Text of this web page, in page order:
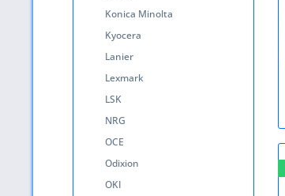
Konica Minolta
Kyocera
Lanier
Lexmark
LSK
NRG
OCE
Odixion
OKI